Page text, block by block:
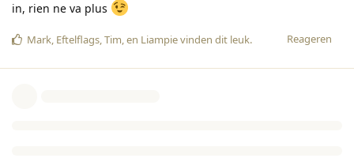
in, rien ne va plus
Reageren
Mark, Eftelflags,Tim, en Liampievinden dit leuk.